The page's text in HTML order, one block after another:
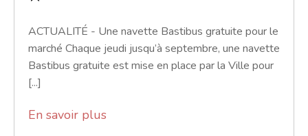
ACTUALITÉ - Une navette Bastibus gratuite pour le
marché Chaque jeudi jusqu’à septembre, une navette
Bastibus gratuite est mise en place par la Ville pour
[...]
En savoir plus